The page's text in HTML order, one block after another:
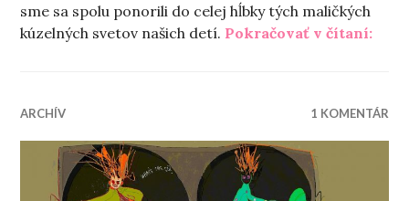
sme sa spolu ponorili do celej hĺbky tých maličkých
kúzelných svetov našich detí. Pokračovať v čítaní:
ARCHÍV 1 KOMENTÁR